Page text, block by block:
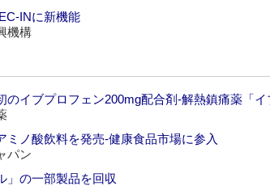
に新機能
機構
のイブプロフェン200mg配合剤‐解熱鎮痛薬「
ミノ酸飲料を発売‐健康食品市場に参入
パン
」の一部製品を回収